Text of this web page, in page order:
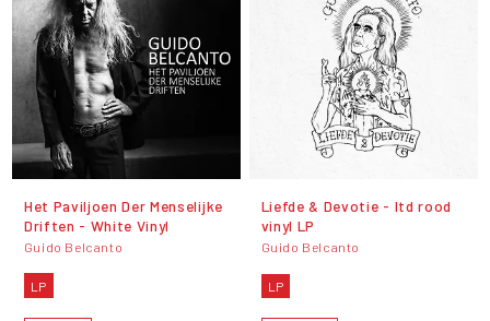
Het Paviljoen Der Menselijke
Driften - White Vinyl
Guido Belcanto
LP
Liefde & Devotie - ltd rood
vinyl LP
Guido Belcanto
LP